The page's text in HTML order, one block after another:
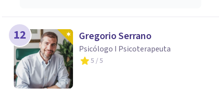
12 Gregorio Serrano
Psicólogo I Psicoterapeuta
5 / 5